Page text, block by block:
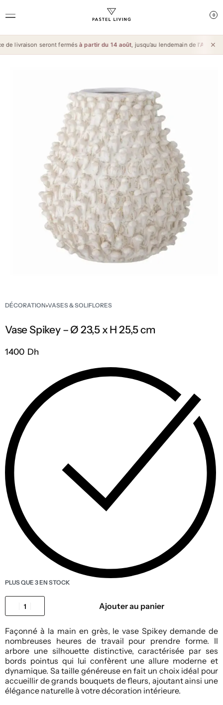
0
livraison seront fermésà partir du 14 août, jusqu’au lendemain de l’ Aïd al-
DÉCORATION›VASES & SOLIFLORES
Vase Spikey – Ø 23,5 x H 25,5 cm
1400 Dh
PLUS QUE 3 EN STOCK
Ajouter au panier
Façonné à la main en grès, le vase Spikey demande de
nombreuses heures de travail pour prendre forme. Il
arbore une silhouette distinctive, caractérisée par ses
bords pointus qui lui confèrent une allure moderne et
dynamique. Sa taille généreuse en fait un choix idéal pour
accueillir de grands bouquets de fleurs, ajoutant ainsi une
élégance naturelle à votre décoration intérieure.